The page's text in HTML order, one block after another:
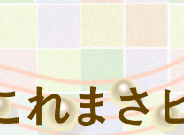
れまさ